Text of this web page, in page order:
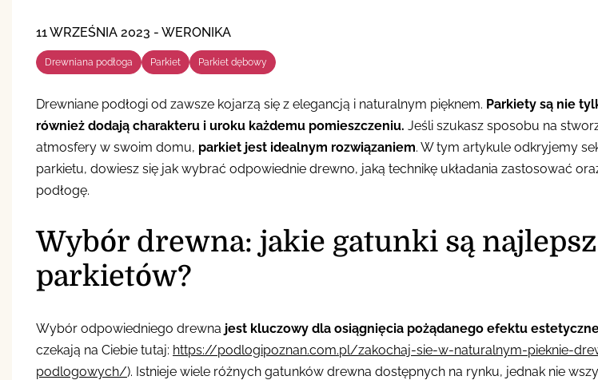
11 WRZEŚNIA 2023 - WERONIKA
Drewniana podłoga Parkiet Parkiet dębowy
Drewniane podłogi od zawsze kojarzą się z elegancją i naturalnym pięknem. Parkiety są nie
również dodają charakteru i uroku każdemu pomieszczeniu. Jeśli szukasz sposobu na
atmosfery w swoim domu, parkiet jest idealnym rozwiązaniem. W tym artykule odkryjemy
parkietu, dowiesz się jak wybrać odpowiednie drewno, jaką technikę układania zastosować
podłogę.
Wybór drewna: jakie gatunki są
parkietów?
Wybór odpowiedniego drewna jest kluczowy dla osiągnięcia pożądanego efektu
czekają na Ciebie tutaj: https://podlogipoznan.com.pl/zakochaj-sie-w-naturalnym-pieknie-
podlogowych/). Istnieje wiele różnych gatunków drewna dostępnych na rynku, jednak nie